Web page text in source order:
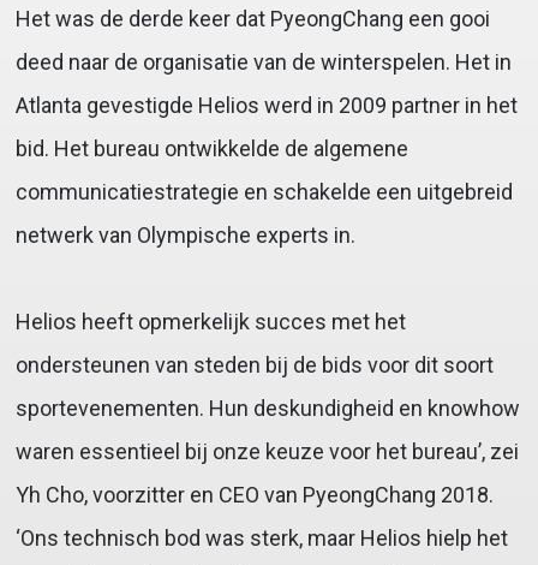
Het was de derde keer dat PyeongChang een gooi
deed naar de organisatie van de winterspelen. Het in
Atlanta gevestigde Helios werd in 2009 partner in het
bid. Het bureau ontwikkelde de algemene
communicatiestrategie en schakelde een uitgebreid
netwerk van Olympische experts in.
Helios heeft opmerkelijk succes met het
ondersteunen van steden bij de bids voor dit soort
sportevenementen. Hun deskundigheid en knowhow
waren essentieel bij onze keuze voor het bureau’, zei
Yh Cho, voorzitter en CEO van PyeongChang 2018.
‘Ons technisch bod was sterk, maar Helios hielp het